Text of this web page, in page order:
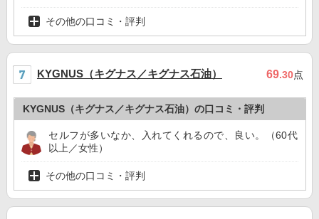
その他の口コミ・評判
KYGNUS（キグナス／キグナス石油） 69.30点
KYGNUS（キグナス／キグナス石油）の口コミ・評判
セルフが多いなか、入れてくれるので、良い。（60代
以上／女性）
その他の口コミ・評判